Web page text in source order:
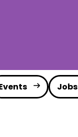
Jobs